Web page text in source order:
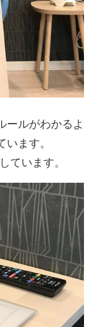
ールがわかるよ
ます。
ています。